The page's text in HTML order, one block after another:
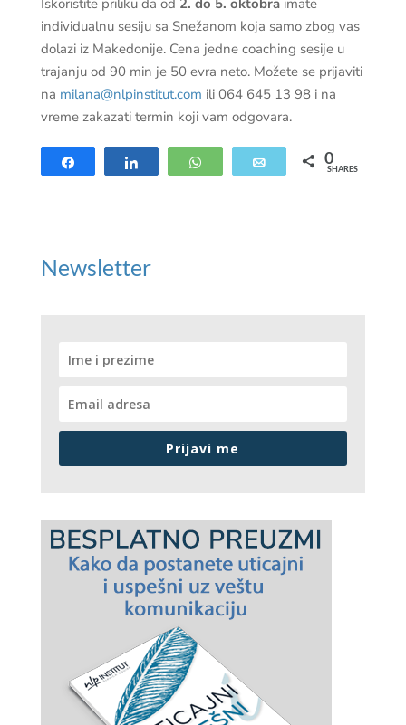
individualnu sesiju sa Snežanom koja samo zbog vas
dolazi iz Makedonije. Cena jedne coaching sesije u
trajanju od 90 min je 50 evra neto. Možete se prijaviti
na milana@nlpinstitut.com ili 064 645 13 98 i na
vreme zakazati termin koji vam odgovara.
WhatsApp Email 0
SHARES
Newsletter
Prijavi me